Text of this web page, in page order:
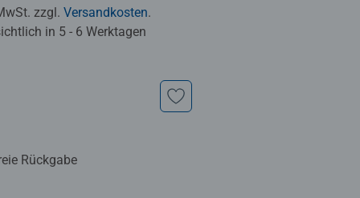
zzgl. Versandkosten.
in 5 - 6 Werktagen
Rückgabe